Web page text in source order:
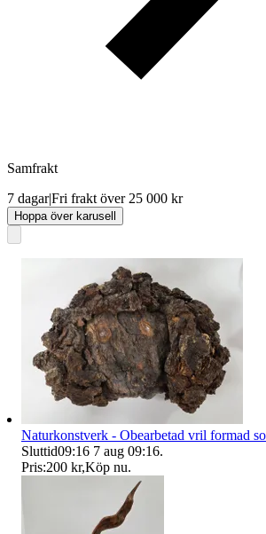
Samfrakt
7 dagar|Fri frakt över 25 000 kr
Hoppa över karusell
Naturkonstverk - Obearbetad vril formad
Sluttid09:16 7 aug 09:16.
Pris:200 kr,Köp nu.